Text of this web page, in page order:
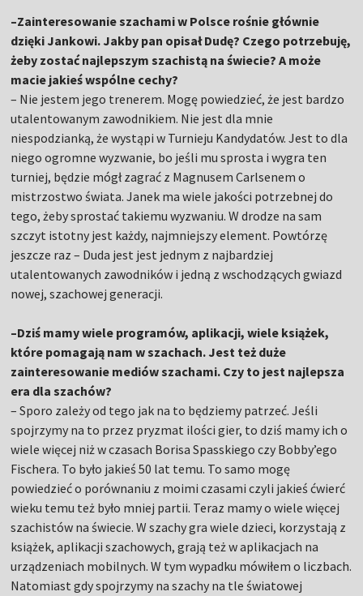
–Zainteresowanie szachami w Polsce rośnie głównie
dzięki Jankowi. Jakby pan opisał Dudę? Czego potrzebuję,
żeby zostać najlepszym szachistą na świecie? A może
macie jakieś wspólne cechy?
– Nie jestem jego trenerem. Mogę powiedzieć, że jest bardzo
utalentowanym zawodnikiem. Nie jest dla mnie
niespodzianką, że wystąpi w Turnieju Kandydatów. Jest to dla
niego ogromne wyzwanie, bo jeśli mu sprosta i wygra ten
turniej, będzie mógł zagrać z Magnusem Carlsenem o
mistrzostwo świata. Janek ma wiele jakości potrzebnej do
tego, żeby sprostać takiemu wyzwaniu. W drodze na sam
szczyt istotny jest każdy, najmniejszy element. Powtórzę
jeszcze raz – Duda jest jest jednym z najbardziej
utalentowanych zawodników i jedną z wschodzących gwiazd
nowej, szachowej generacji.
–Dziś mamy wiele programów, aplikacji, wiele książek,
które pomagają nam w szachach. Jest też duże
zainteresowanie mediów szachami. Czy to jest najlepsza
era dla szachów?
– Sporo zależy od tego jak na to będziemy patrzeć. Jeśli
spojrzymy na to przez pryzmat ilości gier, to dziś mamy ich o
wiele więcej niż w czasach Borisa Spasskiego czy Bobby’ego
Fischera. To było jakieś 50 lat temu. To samo mogę
powiedzieć o porównaniu z moimi czasami czyli jakieś ćwierć
wieku temu też było mniej partii. Teraz mamy o wiele więcej
szachistów na świecie. W szachy gra wiele dzieci, korzystają z
książek, aplikacji szachowych, grają też w aplikacjach na
urządzeniach mobilnych. W tym wypadku mówiłem o liczbach.
Natomiast gdy spojrzymy na szachy na tle światowej